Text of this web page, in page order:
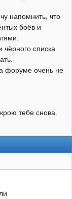
напомнить, что
боёв и
чёрного списка
форуме очень не
тебе снова.